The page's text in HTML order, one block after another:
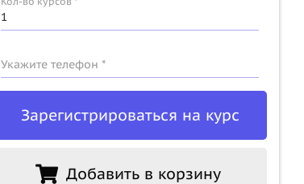
Укажите телефон *
Зарегистрироваться на курс
Добавить в корзину